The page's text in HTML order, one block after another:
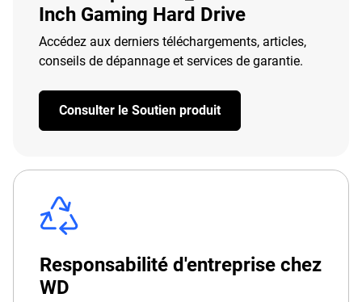
Inch Gaming Hard Drive
Accédez aux derniers téléchargements, articles,
conseils de dépannage et services de garantie.
Consulter le Soutien produit
Responsabilité d'entreprise chez
WD